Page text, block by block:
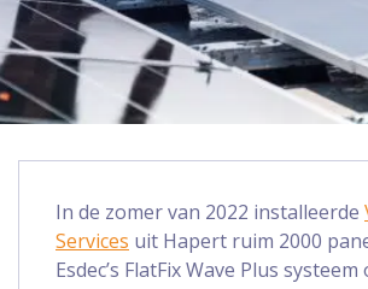
In de zomer van 2022 installeerde
Services uit Hapert ruim 2000
Esdec’s FlatFix Wave Plus